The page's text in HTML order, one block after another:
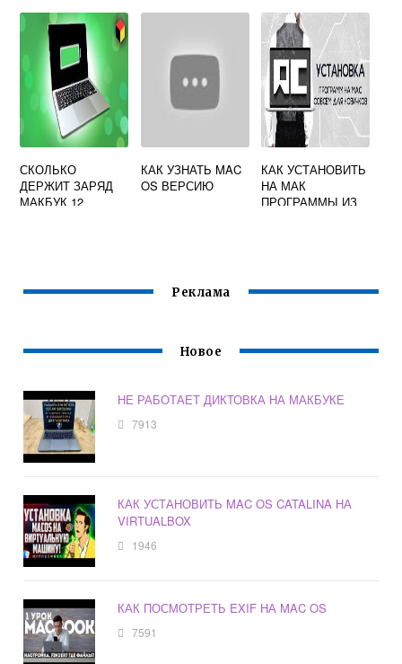
СКОЛЬКО
ДЕРЖИТ ЗАРЯД
МАКБУК 12
КАК УЗНАТЬ MAC
OS ВЕРСИЮ
КАК УСТАНОВИТЬ
НА МАК
ПРОГРАММЫ ИЗ
Реклама
Новое
НЕ РАБОТАЕТ ДИКТОВКА НА МАКБУКЕ
7913
КАК УСТАНОВИТЬ MAC OS CATALINA НА
VIRTUALBOX
1946
КАК ПОСМОТРЕТЬ EXIF НА MAC OS
7591